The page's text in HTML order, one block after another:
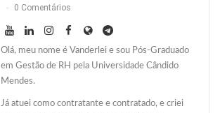
0 Comentários
Olá, meu nome é Vanderlei e sou Pós-Graduado
em Gestão de RH pela Universidade Cândido
Mendes.
Já atuei como contratante e contratado, e criei